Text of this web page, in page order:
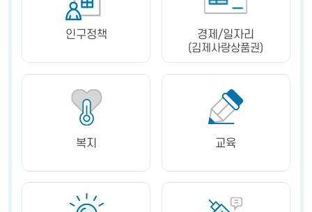
인구정책
경제/일자리
(김제사랑상품권)
복지 교육